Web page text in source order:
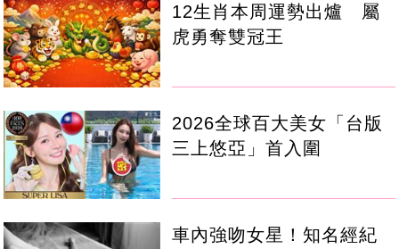
12生肖本周運勢出爐 屬
虎勇奪雙冠王
2026全球百大美女「台版
三上悠亞」首入圍
車內強吻女星！知名經紀